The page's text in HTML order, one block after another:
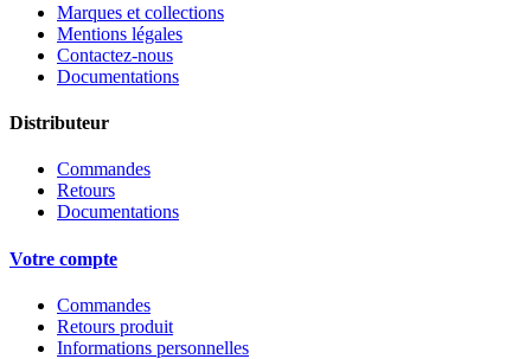
Marques et collections
Mentions légales
Contactez-nous
Documentations
Distributeur
Commandes
Retours
Documentations
Votre compte
Commandes
Retours produit
Informations personnelles